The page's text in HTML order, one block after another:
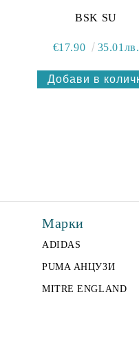
BSK SU
€17.90 35.01лв.
Марки
ADIDAS
PUMA АНЦУЗИ
MITRE ENGLAND